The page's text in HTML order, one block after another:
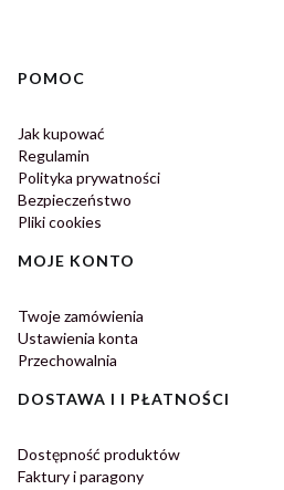
Linki w stopce
POMOC
Jak kupować
Regulamin
Polityka prywatności
Bezpieczeństwo
Pliki cookies
MOJE KONTO
Twoje zamówienia
Ustawienia konta
Przechowalnia
DOSTAWA I I PŁATNOŚCI
Dostępność produktów
Faktury i paragony